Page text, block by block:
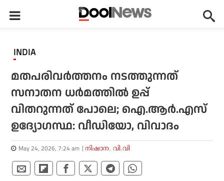
INDIA
മതപരിവര്‍ത്തനം നടത്തുന്നത്
സനാതന ധര്‍മത്തില്‍ ഉപ്പ്
വിതറുന്നത് പോലെ; ഐ.ആര്‍.എസ്
ഉദ്യോഗസ്ഥ: വീഡിയോ, വിവാദം
May 24, 2026, 7:24 am നിഷാന. വി.വി